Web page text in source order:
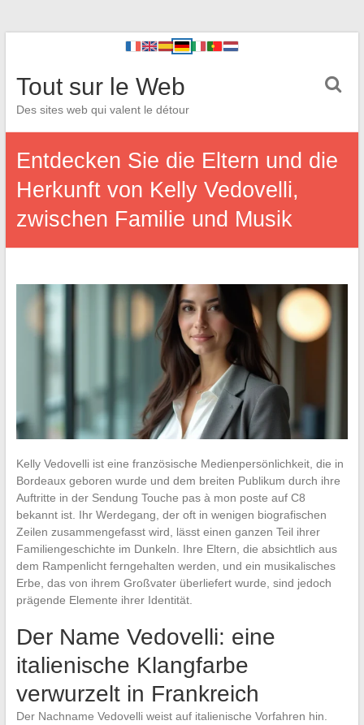
Tout sur le Web
Des sites web qui valent le détour
Entdecken Sie die Eltern und die
Herkunft von Kelly Vedovelli,
zwischen Familie und Musik
Kelly Vedovelli ist eine französische Medienpersönlichkeit, die in
Bordeaux geboren wurde und dem breiten Publikum durch ihre
Auftritte in der Sendung Touche pas à mon poste auf C8
bekannt ist. Ihr Werdegang, der oft in wenigen biografischen
Zeilen zusammengefasst wird, lässt einen ganzen Teil ihrer
Familiengeschichte im Dunkeln. Ihre Eltern, die absichtlich aus
dem Rampenlicht ferngehalten werden, und ein musikalisches
Erbe, das von ihrem Großvater überliefert wurde, sind jedoch
prägende Elemente ihrer Identität.
Der Name Vedovelli: eine
italienische Klangfarbe
verwurzelt in Frankreich
Der Nachname Vedovelli weist auf italienische Vorfahren hin.